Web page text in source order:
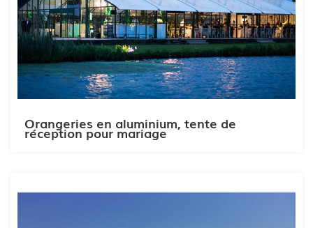
Orangeries en aluminium, tente de
réception pour mariage